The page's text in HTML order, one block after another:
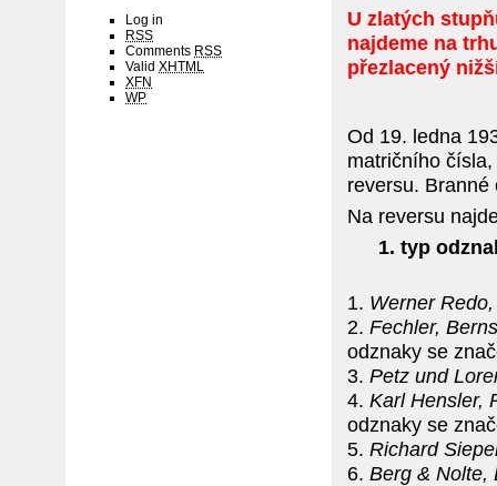
Log in
RSS
Comments RSS
Valid XHTML
XFN
WP
U zlatých
najdeme na
přezlacený
Od 19. ledna
matričního
reversu. Branné
Na reversu
1. typ
1. Werner
2. Fechler,
odznaky se
3. Petz und
4. Karl Hensler,
odznaky se
5. Richard
6. Berg & Nolte,